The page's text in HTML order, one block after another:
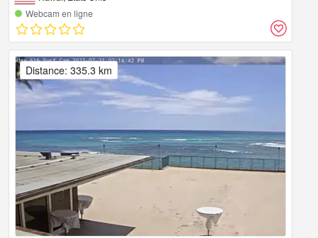
Webcam en ligne
Distance: 335.3 km